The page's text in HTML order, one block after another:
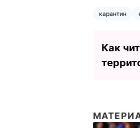
карантин
Как